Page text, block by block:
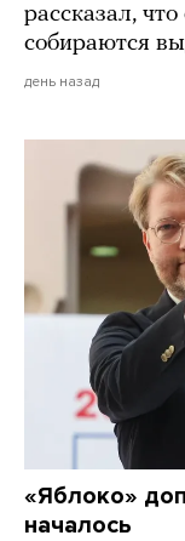
рассказал,
собираются
день назад
«Яблоко»
началось